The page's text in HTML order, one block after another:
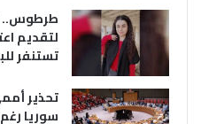
طرطوس..
لتقديم
تستنفر
تحذير
سوريا